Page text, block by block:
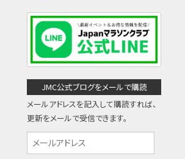
JMC公式ブログをメールで購読
メールアドレスを記入して購読すれば、
更新をメールで受信できます。
ー